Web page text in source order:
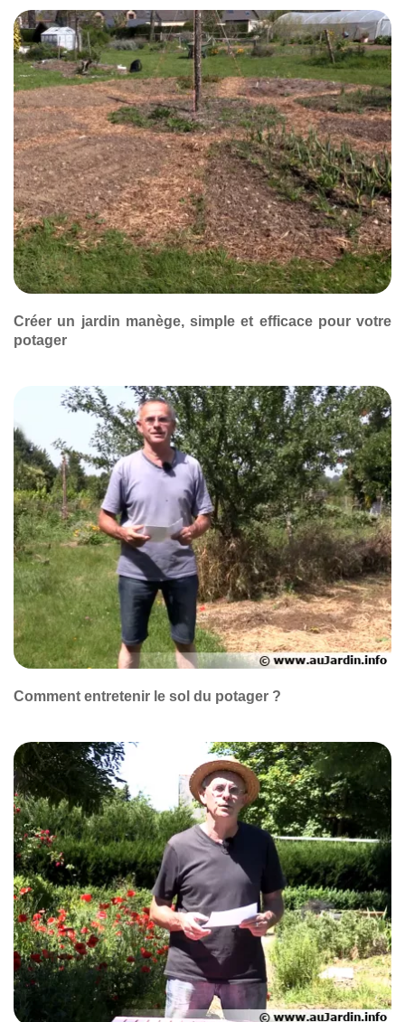
Créer un jardin manège, simple et efficace pour votre
potager
Comment entretenir le sol du potager ?